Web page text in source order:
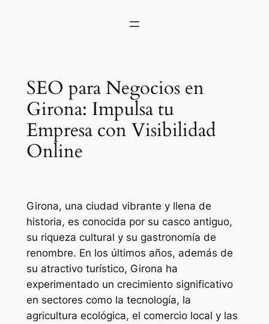
SEO para Negocios en
Girona: Impulsa tu
Empresa con Visibilidad
Online
Girona, una ciudad vibrante y llena de
historia, es conocida por su casco antiguo,
su riqueza cultural y su gastronomía de
renombre. En los últimos años, además de
su atractivo turístico, Girona ha
experimentado un crecimiento significativo
en sectores como la tecnología, la
agricultura ecológica, el comercio local y las